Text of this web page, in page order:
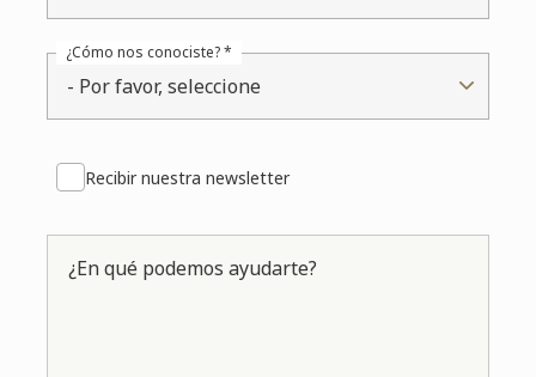
- Por favor, seleccione
¿Cómo nos conociste? *
Recibir nuestra newsletter
¿En qué podemos ayudarte?